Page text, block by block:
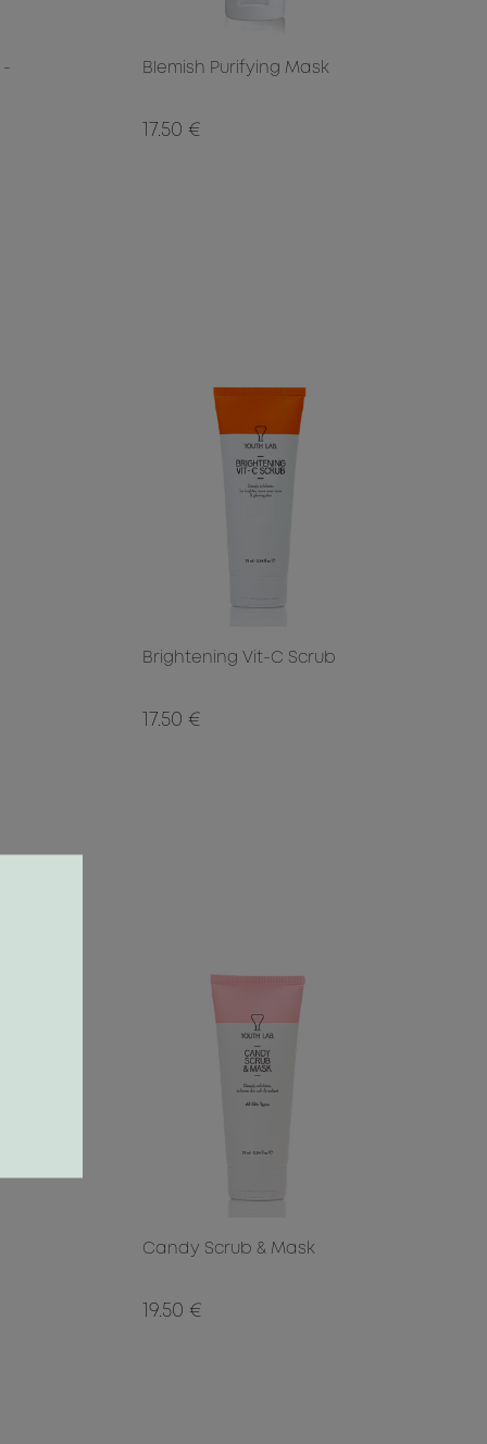
- Blemish Purifying Mask
17.50 €
Brightening Vit-C Scrub
17.50 €
Candy Scrub & Mask
19.50 €